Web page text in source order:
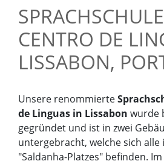
CENTRO DE
LISSABON,
Unsere renommierte
de Linguas in Lissabon wurde
gegründet und ist in zwei
untergebracht, welche sich alle
"Saldanha-Platzes" befinden.